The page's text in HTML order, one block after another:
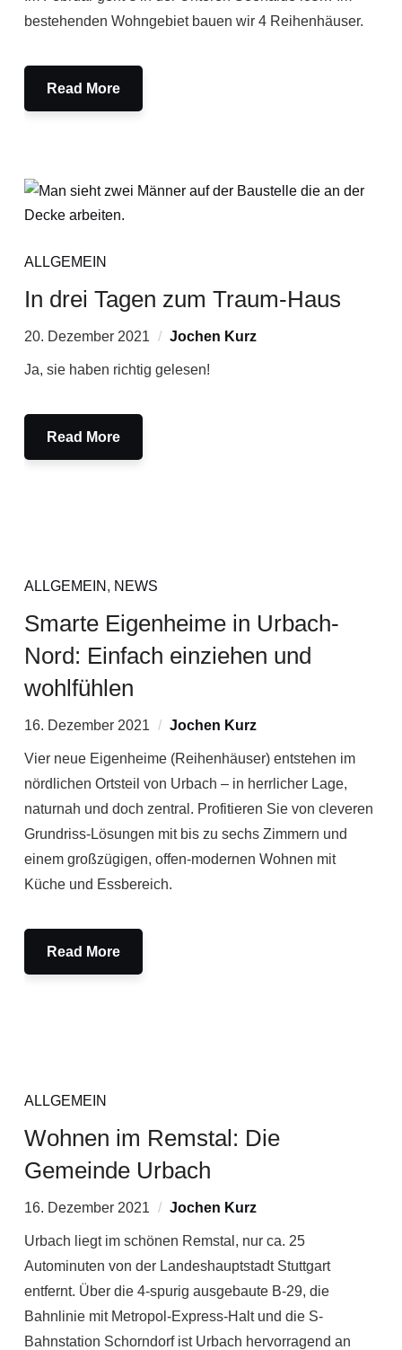
bestehenden Wohngebiet bauen wir 4 Reihenhäuser.
Read More
ALLGEMEIN
In drei Tagen zum Traum-Haus
20. Dezember 2021 Jochen Kurz
Ja, sie haben richtig gelesen!
Read More
ALLGEMEIN , NEWS
Smarte Eigenheime in Urbach-
Nord: Einfach einziehen und
wohlfühlen
16. Dezember 2021 Jochen Kurz
Vier neue Eigenheime (Reihenhäuser) entstehen im
nördlichen Ortsteil von Urbach – in herrlicher Lage,
naturnah und doch zentral. Profitieren Sie von cleveren
Grundriss-Lösungen mit bis zu sechs Zimmern und
einem großzügigen, offen-modernen Wohnen mit
Küche und Essbereich.
Read More
ALLGEMEIN
Wohnen im Remstal: Die
Gemeinde Urbach
16. Dezember 2021 Jochen Kurz
Urbach liegt im schönen Remstal, nur ca. 25
Autominuten von der Landeshauptstadt Stuttgart
entfernt. Über die 4-spurig ausgebaute B-29, die
Bahnlinie mit Metropol-Express-Halt und die S-
Bahnstation Schorndorf ist Urbach hervorragend an